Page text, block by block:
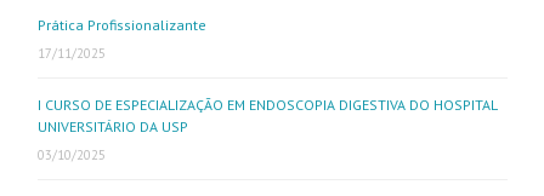
Prática Profissionalizante
17/11/2025
I CURSO DE ESPECIALIZAÇÃO EM ENDOSCOPIA DIGESTIVA DO HOSPITAL
UNIVERSITÁRIO DA USP
03/10/2025